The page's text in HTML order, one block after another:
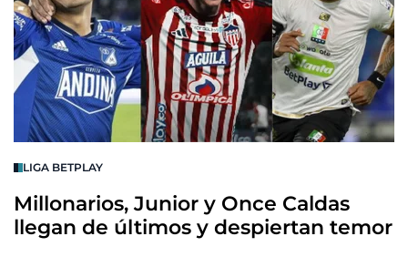
LIGA BETPLAY
Millonarios, Junior y Once Caldas
llegan de últimos y despiertan temor